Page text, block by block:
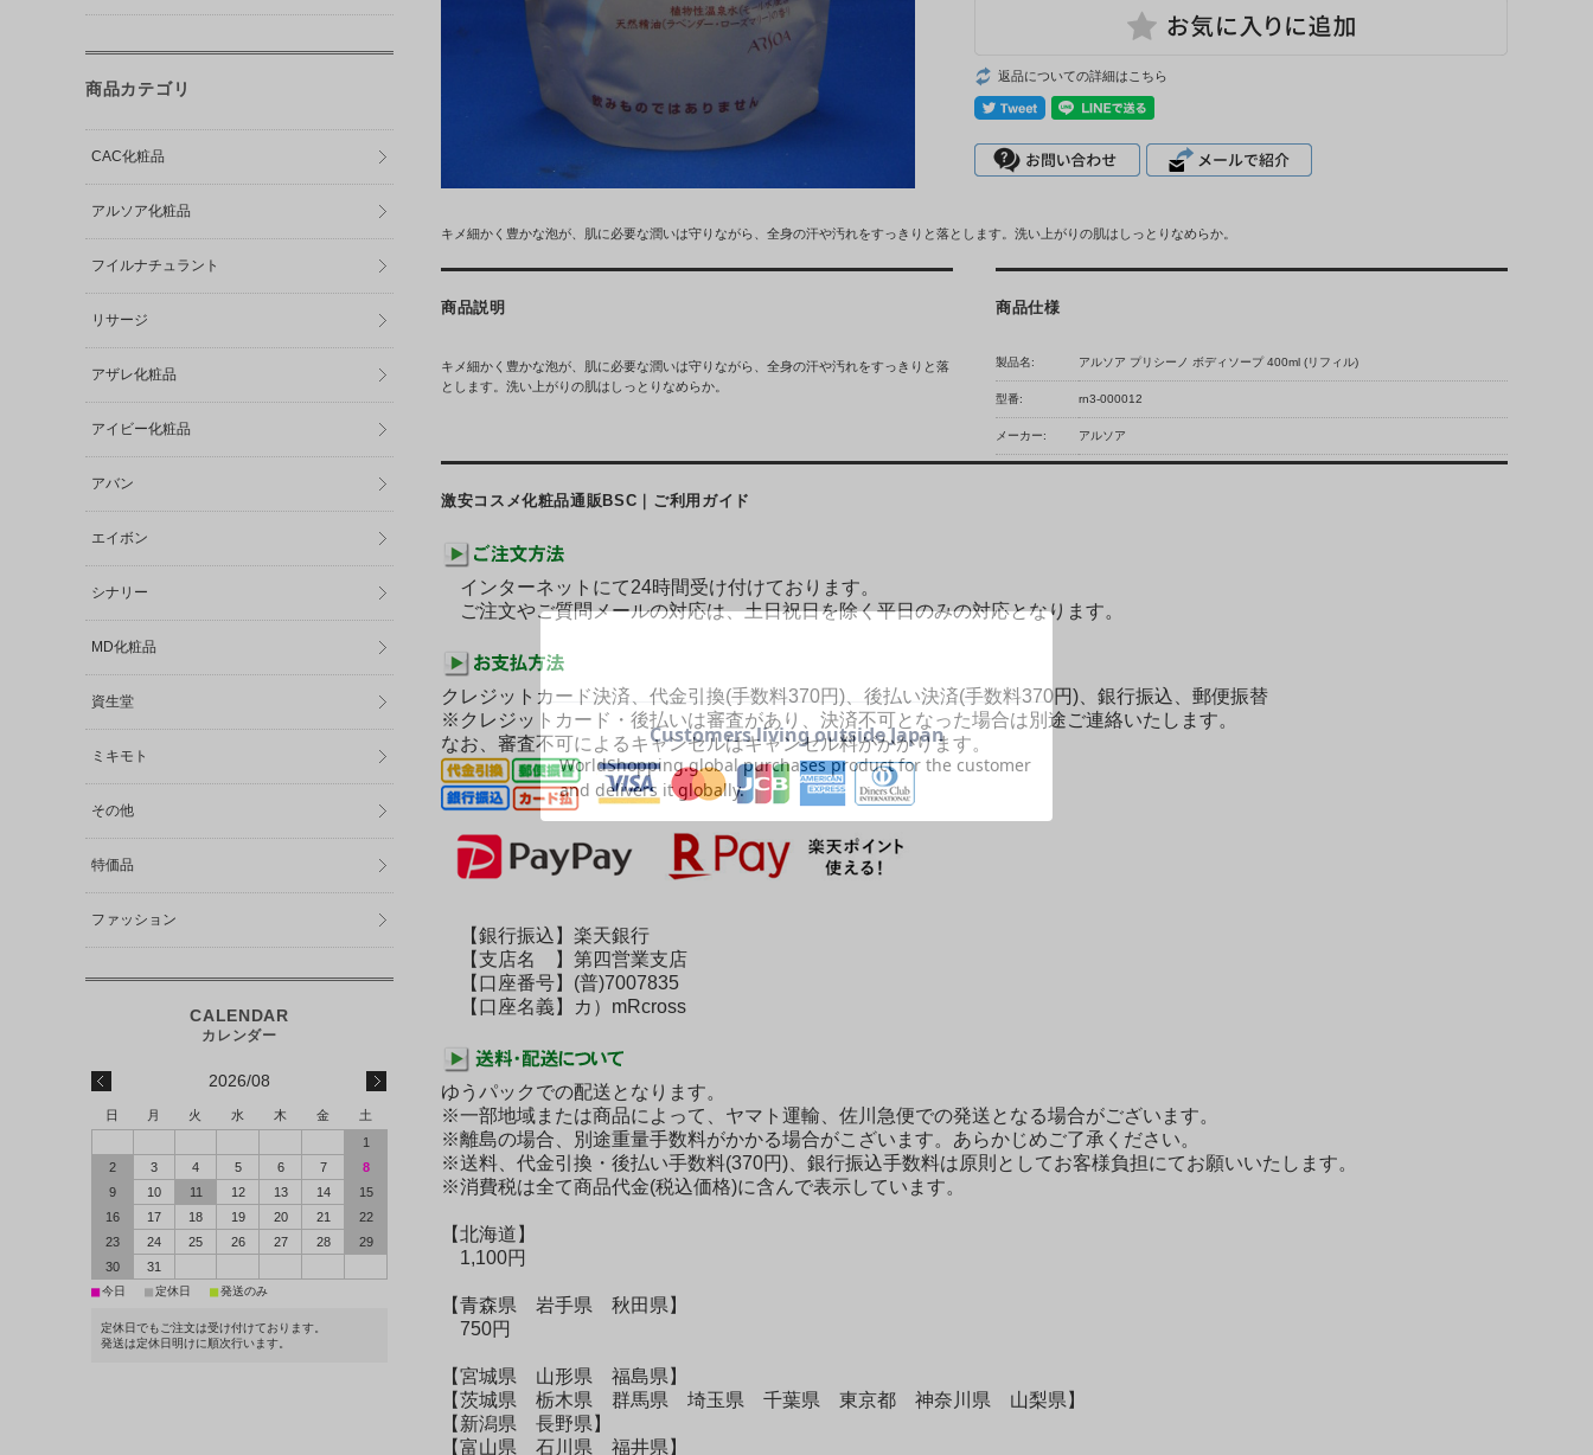
返品についての詳細はこちら
キメ細かく豊かな泡が、肌に必要な潤いは守りながら、全身の汗や汚れをすっきりと落とします。洗い上がりの肌はしっとりなめらか。
商品説明
キメ細かく豊かな泡が、肌に必要な潤いは守りながら、全身の汗や汚れをすっきりと落
とします。洗い上がりの肌はしっとりなめらか。
商品仕様
製品名: アルソア プリシーノ ボディソープ 400ml (リフィル)
型番: rn3-000012
メーカー: アルソア
激安コスメ化粧品通販BSC｜ご利用ガイド
インターネットにて24時間受け付けております。
ご注文やご質問メールの対応は、土日祝日を除く平日のみの対応となります。
クレジットカード決済、代金引換(手数料370円)、後払い決済(手数料370円)、銀行振込、郵便振替
※クレジットカード・後払いは審査があり、決済不可となった場合は別途ご連絡いたします。
なお、審査不可によるキャンセルはキャンセル料がかかります。
【銀行振込】楽天銀行
【支店名 】第四営業支店
【口座番号】(普)7007835
【口座名義】カ）mRcross
ゆうパックでの配送となります。
※一部地域または商品によって、ヤマト運輸、佐川急便での発送となる場合がございます。
※離島の場合、別途重量手数料がかかる場合がこざいます。あらかじめご了承ください。
※送料、代金引換・後払い手数料(370円)、銀行振込手数料は原則としてお客様負担にてお願いいたします。
※消費税は全て商品代金(税込価格)に含んで表示しています。
【北海道】
1,100円
【青森県 岩手県 秋田県】
750円
【宮城県 山形県 福島県】
【茨城県 栃木県 群馬県 埼玉県 千葉県 東京都 神奈川県 山梨県】
【新潟県 長野県】
【富山県 石川県 福井県】
商品カテゴリ
CAC化粧品
アルソア化粧品
フイルナチュラント
リサージ
アザレ化粧品
アイビー化粧品
アバン
エイボン
シナリー
MD化粧品
資生堂
ミキモト
その他
特価品
ファッション
2026/08
日 月 火 水 木 金
土
1
2
3 4 5 6 7
8
9
10 11 12 13 14
15
16
17 18 19 20 21
22
23
24 25 26 27 28
29
30
31
■今日 ■定休日 ■発送のみ
定休日でもご注文は受け付けております。
発送は定休日明けに順次行います。